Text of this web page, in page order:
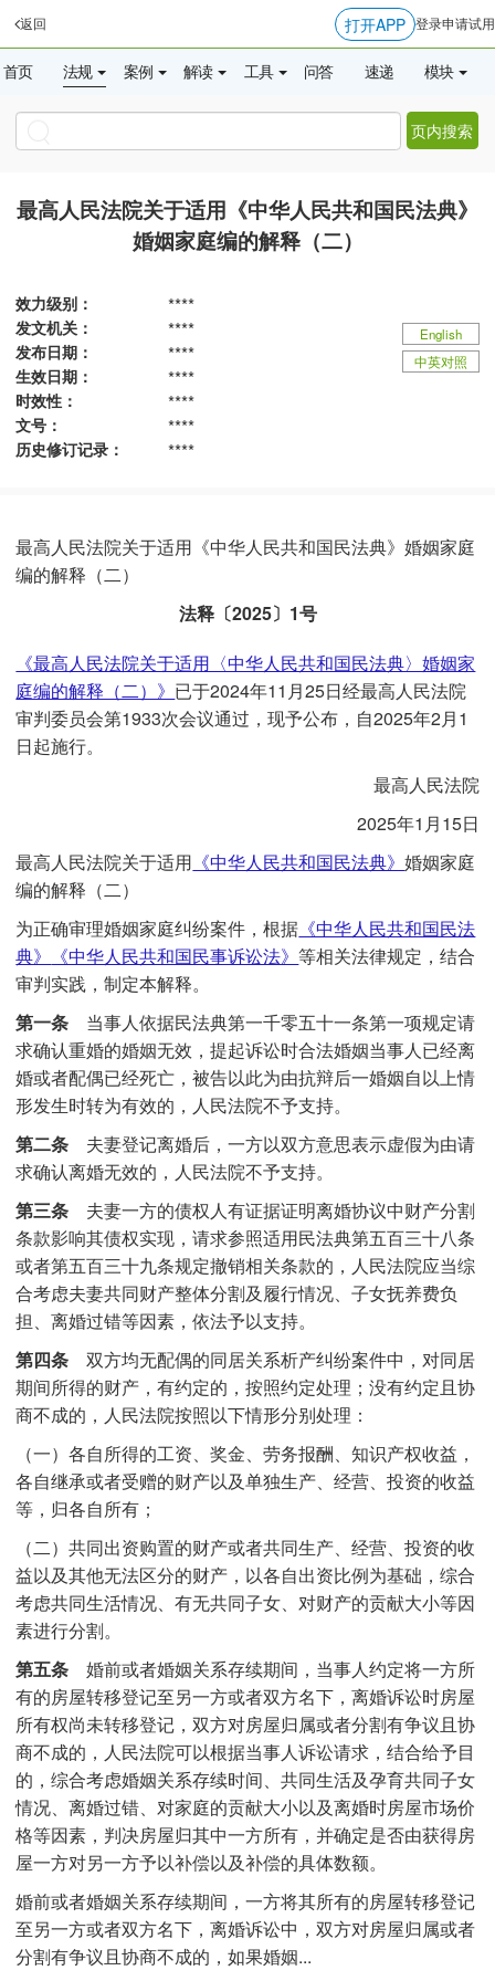
返回 打开APP 登录申请试用
首页 法规 案例 解读 工具 问答 速递 模块
页内搜索
最高人民法院关于适用《中华人民共和国民法典》
婚姻家庭编的解释（二）
English
中英对照
效力级别： ****
发文机关： ****
发布日期： ****
生效日期： ****
时效性： ****
文号： ****
历史修订记录： ****
最高人民法院关于适用《中华人民共和国民法典》婚姻家庭
编的解释（二）
法释〔2025〕1号
《最高人民法院关于适用〈中华人民共和国民法典〉婚姻家
庭编的解释（二）》 已于2024年11月25日经最高人民法院
审判委员会第1933次会议通过，现予公布，自2025年2月1
日起施行。
最高人民法院
2025年1月15日
最高人民法院关于适用 《中华人民共和国民法典》婚姻家庭
编的解释（二）
为正确审理婚姻家庭纠纷案件，根据 《中华人民共和国民法
典》
《中华人民共和国民事诉讼法》等相关法律规定，结合
审判实践，制定本解释。
第一条 当事人依据民法典第一千零五十一条第一项规定请
求确认重婚的婚姻无效，提起诉讼时合法婚姻当事人已经离
婚或者配偶已经死亡，被告以此为由抗辩后一婚姻自以上情
形发生时转为有效的，人民法院不予支持。
第二条 夫妻登记离婚后，一方以双方意思表示虚假为由请
求确认离婚无效的，人民法院不予支持。
第三条 夫妻一方的债权人有证据证明离婚协议中财产分割
条款影响其债权实现，请求参照适用民法典第五百三十八条
或者第五百三十九条规定撤销相关条款的，人民法院应当综
合考虑夫妻共同财产整体分割及履行情况、子女抚养费负
担、离婚过错等因素，依法予以支持。
第四条双方均无配偶的同居关系析产纠纷案件中，对同居
期间所得的财产，有约定的，按照约定处理；没有约定且协
商不成的，人民法院按照以下情形分别处理：
（一）各自所得的工资、奖金、劳务报酬、知识产权收益，
各自继承或者受赠的财产以及单独生产、经营、投资的收益
等，归各自所有；
（二）共同出资购置的财产或者共同生产、经营、投资的收
益以及其他无法区分的财产，以各自出资比例为基础，综合
考虑共同生活情况、有无共同子女、对财产的贡献大小等因
素进行分割。
第五条婚前或者婚姻关系存续期间，当事人约定将一方所
有的房屋转移登记至另一方或者双方名下，离婚诉讼时房屋
所有权尚未转移登记，双方对房屋归属或者分割有争议且协
商不成的，人民法院可以根据当事人诉讼请求，结合给予目
的，综合考虑婚姻关系存续时间、共同生活及孕育共同子女
情况、离婚过错、对家庭的贡献大小以及离婚时房屋市场价
格等因素，判决房屋归其中一方所有，并确定是否由获得房
屋一方对另一方予以补偿以及补偿的具体数额。
婚前或者婚姻关系存续期间，一方将其所有的房屋转移登记
至另一方或者双方名下，离婚诉讼中，双方对房屋归属或者
分割有争议且协商不成的，如果婚姻...